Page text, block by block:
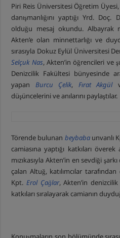
Piri Reis Üniversitesi Öğretim
danışmanlığını yaptığı Yrd. Doç.
olduğu mesaj okundu. Albayrak
Akten’e olan minnettarlığı ve
sırasıyla Dokuz Eylül Üniversitesi
Selçuk Nas, Akten’in öğrencileri ve
Denizcilik Fakültesi bünyesinde
yapan Burcu Çelik, Fırat Akgül
düşüncelerini ve anılarını paylaştılar.
Törende bulunan beybabaunvanlı
camiasına yaptığı katkıları överek
mızıkasıyla Akten’in en sevdiği
çalan Altuğ, katılımcılar
Kpt. Erol Çağlar, Akten’in
katkıları sıralayarak camianın